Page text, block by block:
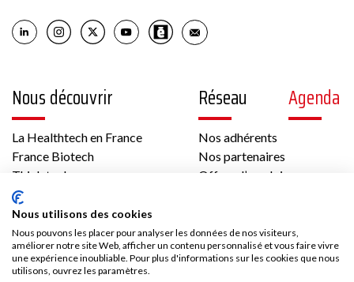
Nous découvrir
La Healthtech en France
France Biotech
Think tank
International
Les temps forts de France Biotech
Gouvernance et équipe
Réseau
Nos adhérents
Nos partenaires
Offres d’emploi
Agenda
Contenus Presse
Nous utilisons des cookies
Nous pouvons les placer pour analyser les données de nos visiteurs,
améliorer notre site Web, afficher un contenu personnalisé et vous faire vivre
une expérience inoubliable. Pour plus d'informations sur les cookies que nous
utilisons, ouvrez les paramètres.